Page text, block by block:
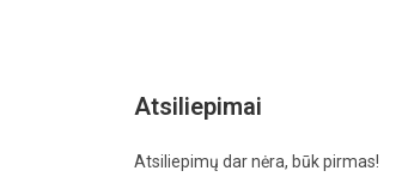
Atsiliepimai
Atsiliepimų dar nėra, būk pirmas!